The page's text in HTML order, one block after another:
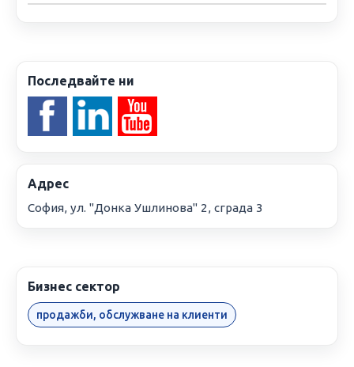
Последвайте ни
Адрес
София, ул. "Донка Ушлинова" 2, сграда 3
Бизнес сектор
продажби, обслужване на клиенти